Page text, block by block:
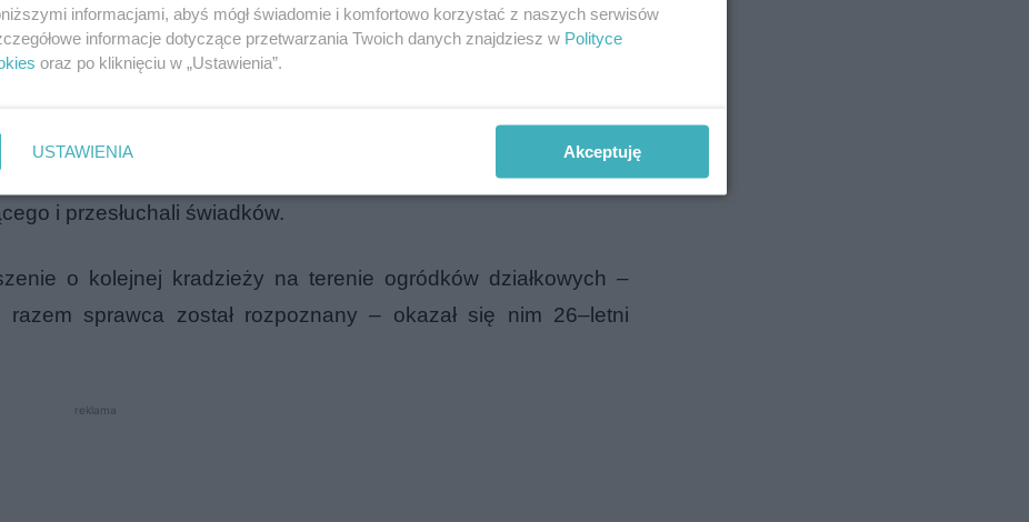
poinformowany oficer dyżurny iławskiej policji. Interweniujący
i dostał się do wnętrza kurnika, skąd zabrał trzy kury.
i przesłuchali świadków.
o kolejnej kradzieży na terenie ogródków działkowych –
sprawca został rozpoznany – okazał się nim 26–letni
reklama
informacjami, abyś mógł świadomie i komfortowo korzystać z naszych serwisów
informacje dotyczące przetwarzania Twoich danych znajdziesz w Polityce
oraz po kliknięciu w „Ustawienia”.
USTAWIENIA Akceptuję